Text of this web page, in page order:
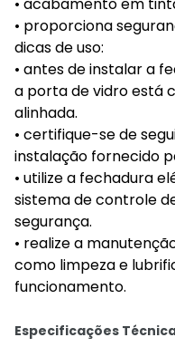
• proporciona
dicas de uso:
• antes de instalar a
a porta de vidro está
alinhada.
• certifique-se de
instalação fornecido
• utilize a fechadura
sistema de controle
segurança.
• realize a
como limpeza e
funcionamento.
Especificações